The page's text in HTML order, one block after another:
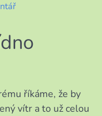
jsem
dala
říkáme, že by
vítr a to už celou